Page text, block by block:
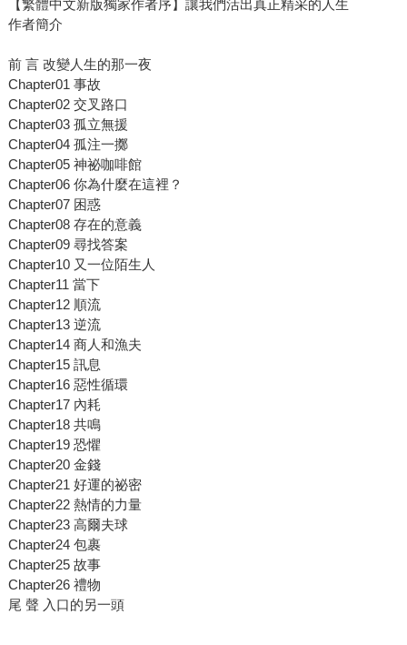
【繁體中文新版獨家作者序】讓我們活出真正精采的人生
作者簡介
前 言 改變人生的那一夜
Chapter01 事故
Chapter02 交叉路口
Chapter03 孤立無援
Chapter04 孤注一擲
Chapter05 神祕咖啡館
Chapter06 你為什麼在這裡？
Chapter07 困惑
Chapter08 存在的意義
Chapter09 尋找答案
Chapter10 又一位陌生人
Chapter11 當下
Chapter12 順流
Chapter13 逆流
Chapter14 商人和漁夫
Chapter15 訊息
Chapter16 惡性循環
Chapter17 內耗
Chapter18 共鳴
Chapter19 恐懼
Chapter20 金錢
Chapter21 好運的祕密
Chapter22 熱情的力量
Chapter23 高爾夫球
Chapter24 包裹
Chapter25 故事
Chapter26 禮物
尾 聲 入口的另一頭